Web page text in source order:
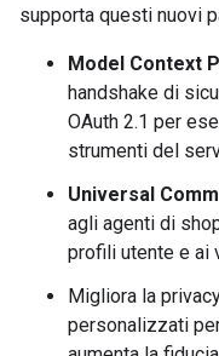
supporta questi nuovi
Model Context
handshake di
OAuth 2.1 per
strumenti del
Universal
agli agenti di
profili utente e ai
Migliora la
personalizzati